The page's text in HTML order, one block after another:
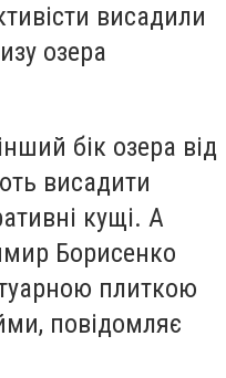
висадили
озера
бік озера від
висадити
кущі. А
Борисенко
плиткою
повідомляє